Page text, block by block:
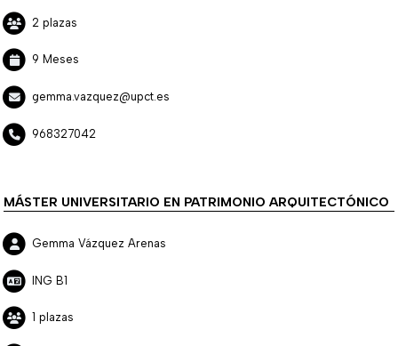
2 plazas
9 Meses
gemma.vazquez@upct.es
968327042
MÁSTER UNIVERSITARIO EN PATRIMONIO ARQUITECTÓNICO
Gemma Vázquez Arenas
ING B1
1 plazas